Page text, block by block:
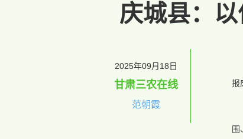
庆城县：
2025年09月18日
甘肃三农在线
范朝霞
报
围